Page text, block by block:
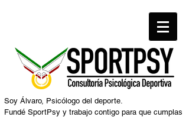
Soy Álvaro, Psicólogo del deporte.
Fundé SportPsy y trabajo contigo para que cumplas